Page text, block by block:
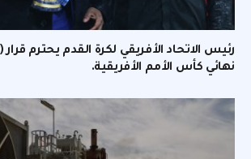
نهائي كأس الأمم الأفريقية.